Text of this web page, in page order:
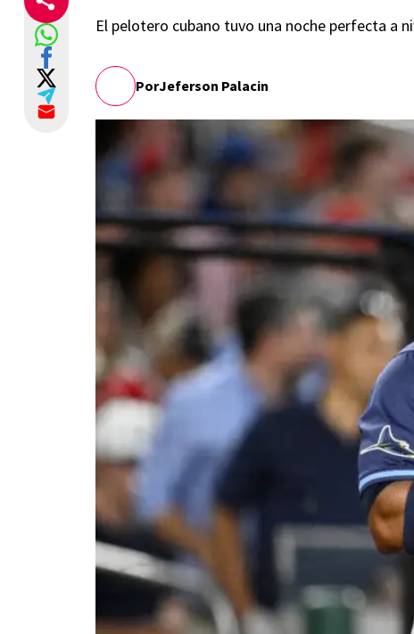
El pelotero cubano tuvo una noche perfecta a
PorJeferson Palacin